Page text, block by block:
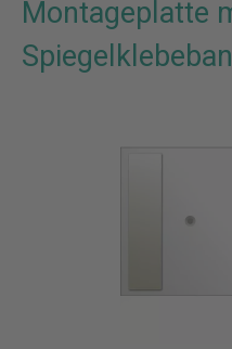
Montageplatte